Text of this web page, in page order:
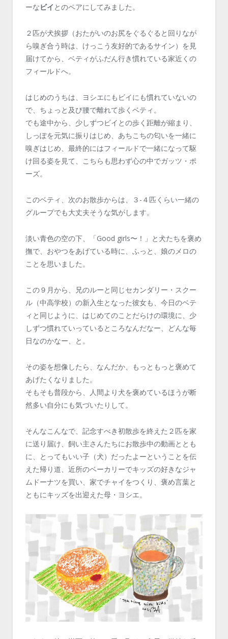
ーなビイ とのペアにしてみました。
２匹が犬挨拶（おたがいのお尻をぐるぐると回りなが
ら嗅ぎ合う時は、けっこう友好的であるサイン）を見
届けてから、ベティがふだん行き慣れている家近くの
フィールドへ。
はじめのうちは、ヨシエにもビイにも慣れていないの
で、ちょっと及び腰で離れて歩くベティ。
でも途中から、少しずつビイとの歩く距離が縮まり、
しっぽを元気に振りはじめ、あちこちの匂いを一緒に
嗅ぎはじめ、最終的にはフィールドで一緒になって駆
け回る姿を見て、こちらも思わず心の中でガッツ・ポ
ーズ。
このベティ、次のお散歩からは、３-４匹くらい一緒の
グループでも大丈夫そうな気がします。
淡い青色の空の下、「Good girls〜！」と犬たちを褒め
撫で、おやつをあげている時に、ふっと、娘のメロの
ことを思いました。
この９月から、兄のルーと同じセカンダリー・スクー
ル（中高学校）の新入生となった彼女も、今日のベテ
ィと同じように、はじめてのことだらけの環境に、少
しずつ慣れていっているところなんだなー、どんな毎
日なのかなー、と。
その姿を想像したら、なんだか、もっともっと褒めて
あげたくなりました。
そもそも普段から、人間より犬を褒めているほうが断
然多い自分にも気づいたりして。
そんなこんなで、記念すべき初散歩を終えた２匹を家
に送り届け、飼い主さんたちにお散歩中の動画ととも
に、とってもいい子（犬）だったよーということを伝
えた帰り道、近所のベーカリーでキッズの好きなジャ
ムドーナツを買い、家でチャイをつくり、褒め言葉と
ともにキッズを出迎えた母・ヨシエ。